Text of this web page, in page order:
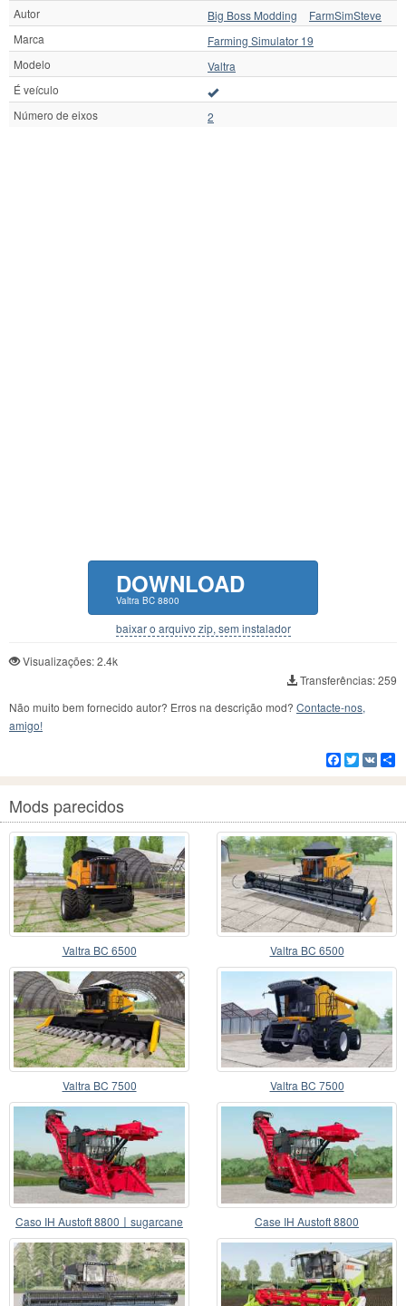
Autor Big Boss Modding
FarmSimSteve
Marca
Farming Simulator 19
Modelo
Valtra
É veículo
Número de eixos
2
DOWNLOAD
Valtra BC 8800
baixar o arquivo zip, sem instalador
Visualizações: 2.4k
Transferências: 259
Não muito bem fornecido autor? Erros na descrição mod? Contacte-nos,
amigo!
Facebook
Twitter
VK
Mods parecidos
Valtra BC 6500 Valtra BC 6500
Valtra BC 7500 Valtra BC 7500
Caso IH Austoft 8800〡sugarcane
harvester
Case IH Austoft 8800